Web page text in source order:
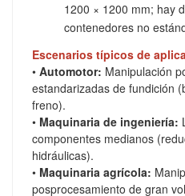
1200 × 1200 mm; hay
contenedores no
Escenarios típicos de
• Automotor: Manipulación
estandarizadas de fundición
freno).
• Maquinaria de ingeniería:
componentes medianos
hidráulicas).
• Maquinaria agrícola:
posprocesamiento de gran